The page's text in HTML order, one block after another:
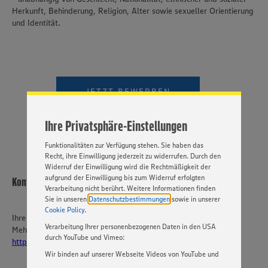
Ihre Privatsphäre-Einstellungen
Cookies und anderer Technologien ist freiwillig und kann
„EINSTELLUNGEN ÄNDERN”. Bitte beachten Sie, dass auf
Basis Ihrer Einstellungen ggf. nicht mehr alle
Funktionalitäten zur Verfügung stehen. Sie haben das
Recht, ihre Einwilligung jederzeit zu widerrufen. Durch den
Widerruf der Einwilligung wird die Rechtmäßigkeit der
aufgrund der Einwilligung bis zum Widerruf erfolgten
Verarbeitung nicht berührt. Weitere Informationen finden
Sie in unseren Datenschutzbestimmungen sowie in unserer
Cookie Policy.
Verarbeitung Ihrer personenbezogenen Daten in den USA
durch YouTube und Vimeo:
Wir binden auf unserer Webseite Videos von YouTube und
Herkunft, Behinderung, Religion, Alter sowie sexueller Orientierung
und Identität.
JETZT BEWERBEN
Kontakt
Ihre Ansprechperson
Mehr über EDEKA Südwest:
https://karriere-edeka.de/